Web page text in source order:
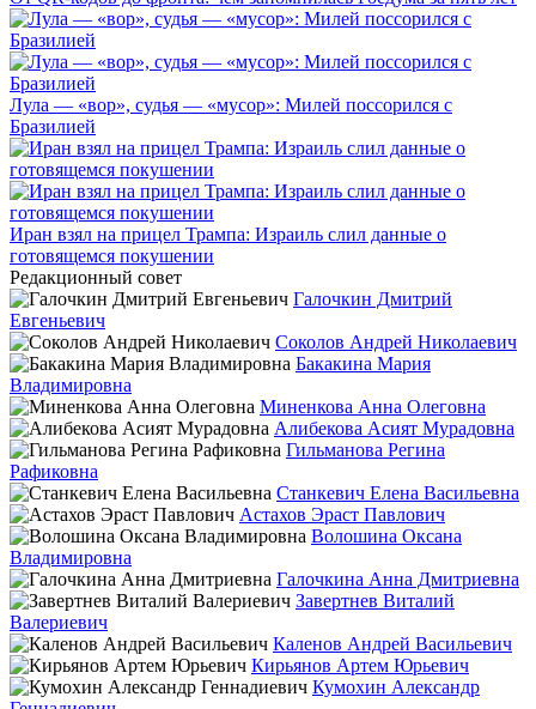
Лула — «вор», судья — «мусор»: Милей поссорился с
Бразилией
Иран взял на прицел Трампа: Израиль слил данные о
готовящемся покушении
Редакционный совет
Галочкин Дмитрий
Евгеньевич
Соколов Андрей Николаевич
Бакакина Мария
Владимировна
Миненкова Анна Олеговна
Алибекова Асият Мурадовна
Гильманова Регина
Рафиковна
Станкевич Елена Васильевна
Астахов Эраст Павлович
Волошина Оксана
Владимировна
Галочкина Анна Дмитриевна
Завертнев Виталий
Валериевич
Каленов Андрей Васильевич
Кирьянов Артем Юрьевич
Кумохин Александр